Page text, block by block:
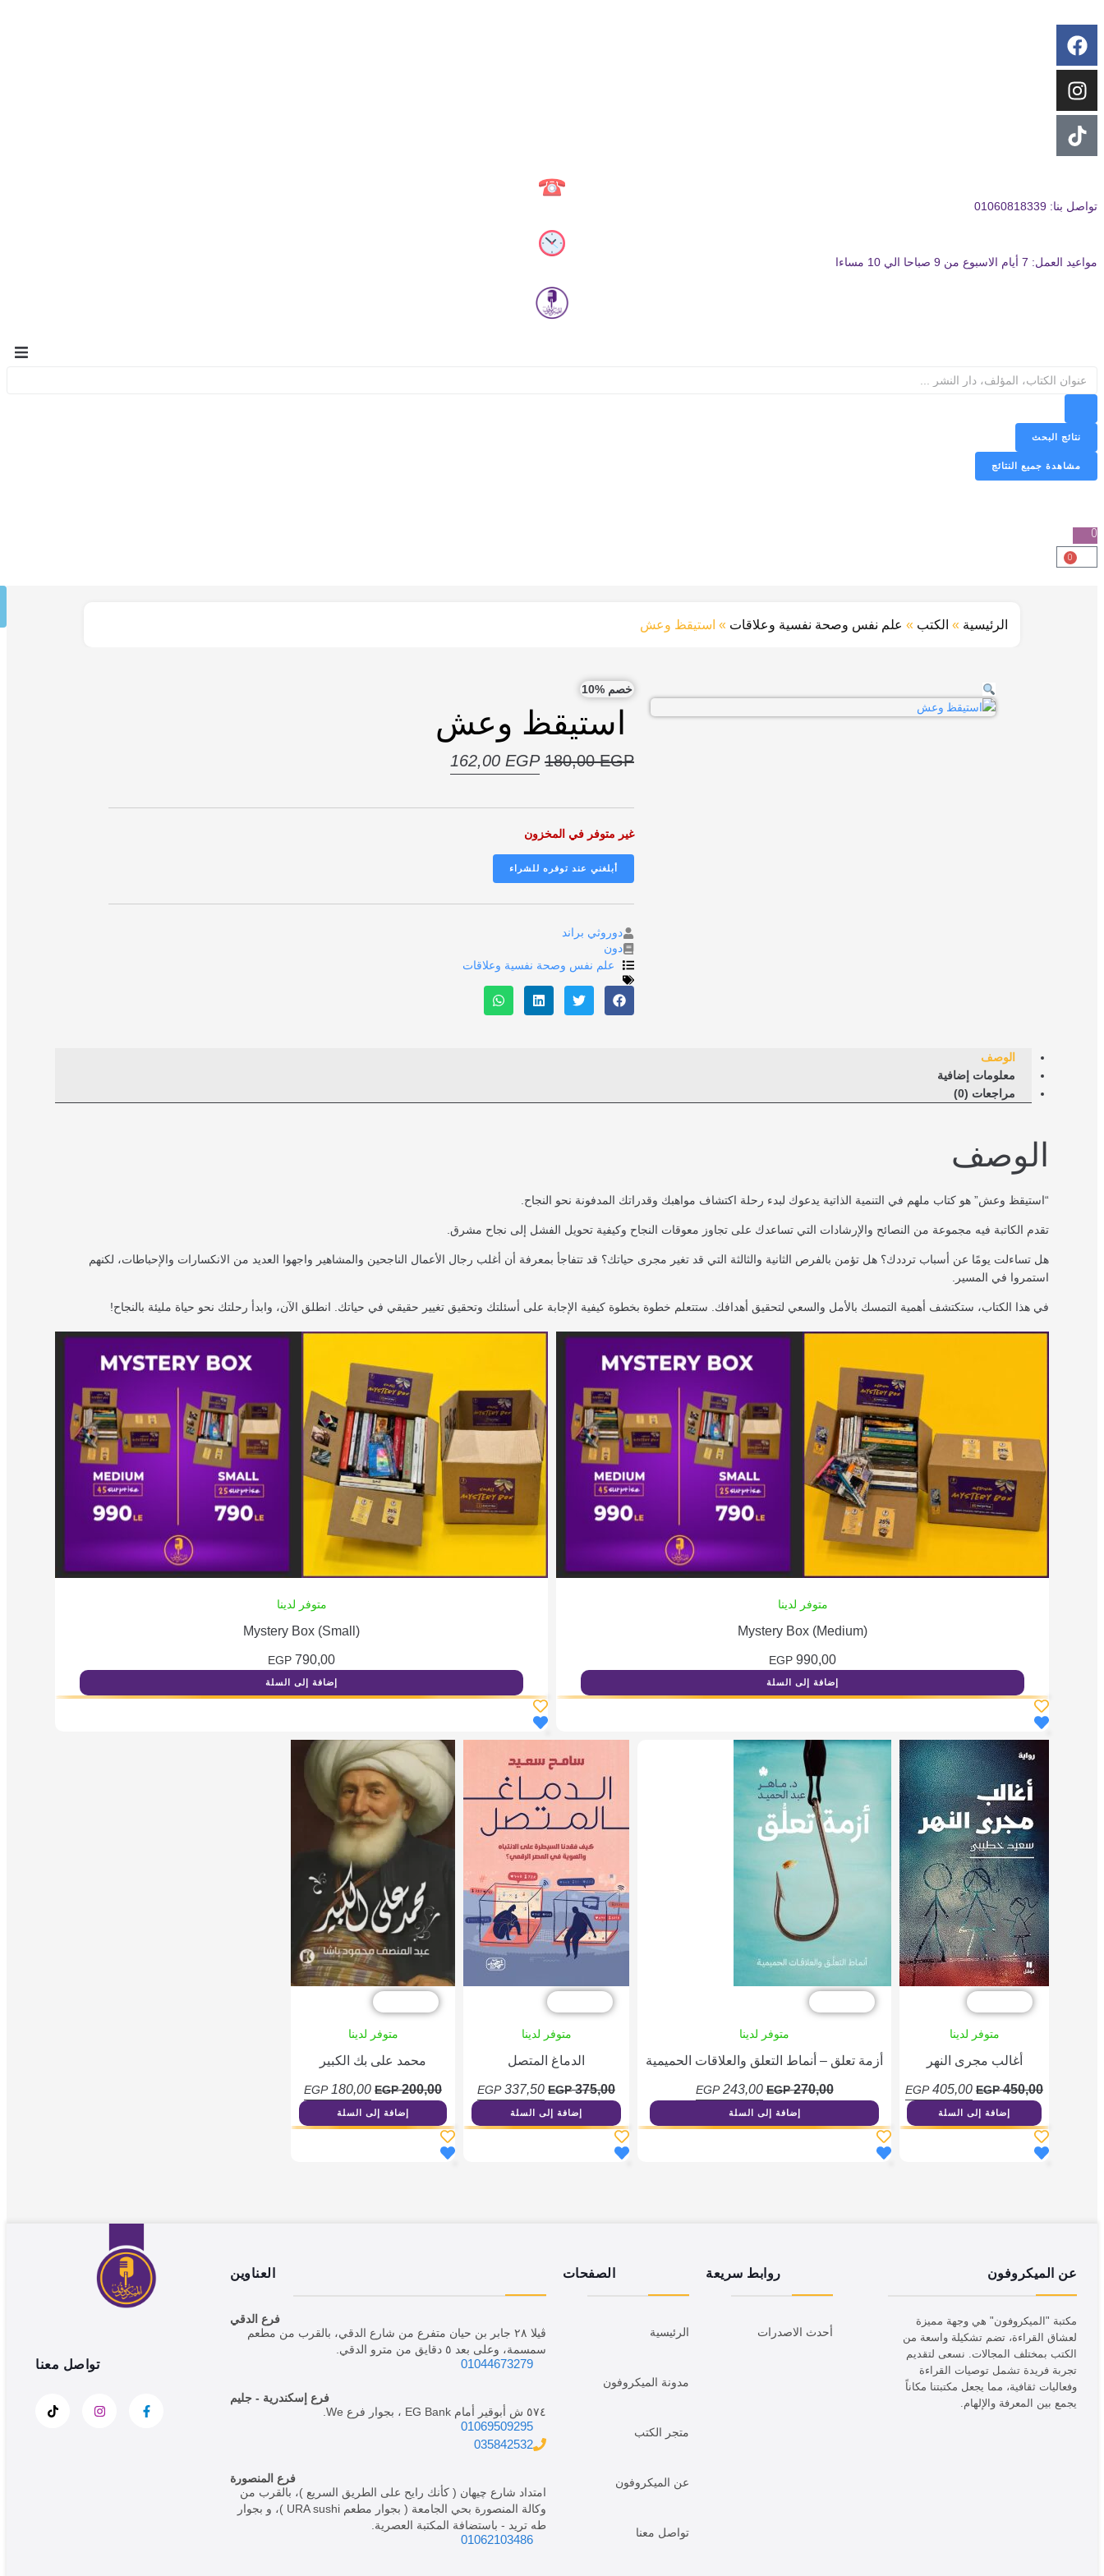
تواصل بنا: 01060818339
مواعيد العمل: 7 أيام الاسبوع من 9 صباحا الي 10 مساءا
نتائج البحث
مشاهدة جميع النتائج
0
0
الرئيسية » الكتب » علم نفس وصحة نفسية وعلاقات » استيقظ وعش
خصم %10
استيقظ وعش
180,00EGP
162,00 EGP
غير متوفر في المخزون
دوروثي براند
دون
علم نفس وصحة نفسية وعلاقات
الوصف
معلومات إضافية
مراجعات (0)
الوصف
“استيقظ وعش” هو كتاب ملهم في التنمية الذاتية يدعوك لبدء رحلة اكتشاف مواهبك وقدراتك المدفونة نحو النجاح.
تقدم الكاتبة فيه مجموعة من النصائح والإرشادات التي تساعدك على تجاوز معوقات النجاح وكيفية تحويل الفشل إلى نجاح مشرق.
هل تساءلت يومًا عن أسباب ترددك؟ هل تؤمن بالفرص الثانية والثالثة التي قد تغير مجرى حياتك؟ قد تتفاجأ بمعرفة أن أغلب رجال الأعمال الناجحين والمشاهير واجهوا العديد من الانكسارات والإحباطات، لكنهم
استمروا في المسير.
في هذا الكتاب، ستكتشف أهمية التمسك بالأمل والسعي لتحقيق أهدافك. ستتعلم خطوة بخطوة كيفية الإجابة على أسئلتك وتحقيق تغيير حقيقي في حياتك. انطلق الآن، وابدأ رحلتك نحو حياة مليئة بالنجاح!
متوفر لدينا
Mystery Box (Medium)
990,00
EGP
إضافة إلى السلة
متوفر لدينا
Mystery Box (Small)
790,00
EGP
إضافة إلى السلة
متوفر لدينا
أغالب مجرى النهر
450,00
EGP
405,00
EGP
إضافة إلى السلة
متوفر لدينا
أزمة تعلق – أنماط التعلق والعلاقات الحميمية
270,00
EGP
243,00
EGP
إضافة إلى السلة
متوفر لدينا
الدماغ المتصل
375,00
EGP
337,50
EGP
إضافة إلى السلة
متوفر لدينا
محمد على بك الكبير
200,00
EGP
180,00
EGP
إضافة إلى السلة
عن الميكروفون
مكتبة "الميكروفون" هي وجهة مميزة
لعشاق القراءة، تضم تشكيلة واسعة من
الكتب بمختلف المجالات. نسعى لتقديم
تجربة فريدة تشمل توصيات القراءة
وفعاليات ثقافية، مما يجعل مكتبتنا مكاناً
يجمع بين المعرفة والإلهام.
روابط سريعة
أحدث الاصدرات
الصفحات
الرئيسية
مدونة الميكروفون
متجر الكتب
عن الميكروفون
تواصل معنا
العناوين
فرع الدقي
ڤيلا ٢٨ جابر بن حيان متفرع من شارع الدقي، بالقرب من مطعم
سمسمة، وعلى بعد ٥ دقايق من مترو الدقي.
01044673279
فرع إسكندرية - جليم
٥٧٤ ش أبوقير أمام EG Bank ، بجوار فرع We.
01069509295
035842532
فرع المنصورة
امتداد شارع چيهان ( كأنك رايح على الطريق السريع )، بالقرب من
وكالة المنصورة بحي الجامعة ( بجوار مطعم URA sushi )، و بجوار
طه تريد - باستضافة المكتبة العصرية.
01062103486
تواصل معنا